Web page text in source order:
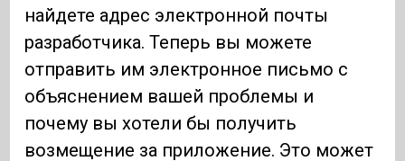
найдете адрес электронной почты
разработчика. Теперь вы можете
отправить им электронное письмо с
объяснением вашей проблемы и
почему вы хотели бы получить
возмещение за приложение. Это может